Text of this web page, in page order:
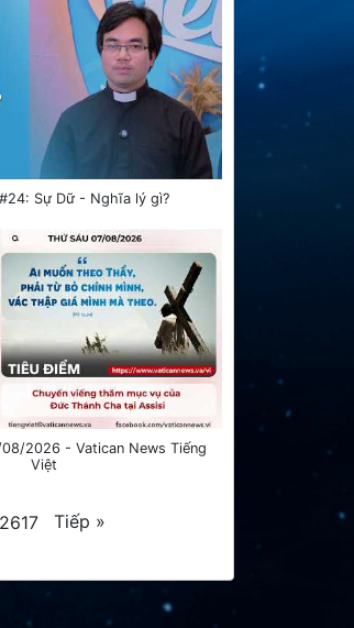
Sự Dữ - Nghĩa lý gì?
2026 - Vatican News Tiếng
Việt
2617 Tiếp »